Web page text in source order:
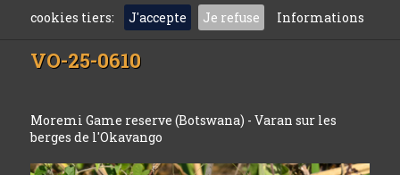
cookies tiers:
J'accepte Je refuse Informations
VO-25-0610
Moremi Game reserve (Botswana) - Varan sur les
berges de l'Okavango